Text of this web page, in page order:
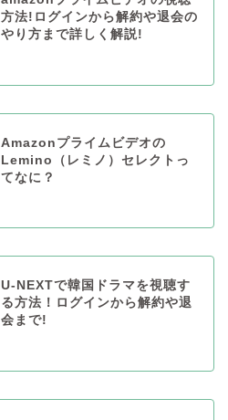
方法!ログインから解約や退会の
やり方まで詳しく解説!
Amazonプライムビデオの
Lemino（レミノ）セレクトっ
てなに？
U-NEXTで韓国ドラマを視聴す
る方法！ログインから解約や退
会まで!